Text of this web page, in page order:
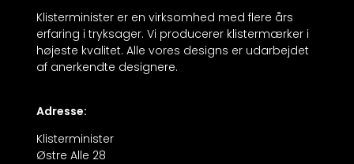
Klisterminister er en virksomhed med flere års
erfaring i tryksager. Vi producerer klistermærker i
højeste kvalitet. Alle vores designs er udarbejdet
af anerkendte designere.
Adresse:
Klisterminister
Østre Alle 28